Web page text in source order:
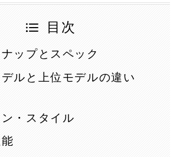
目次
ップとスペック
ルと上位モデルの違い
・スタイル